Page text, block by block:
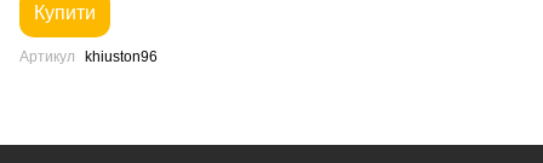
Купити
Артикул khiuston96